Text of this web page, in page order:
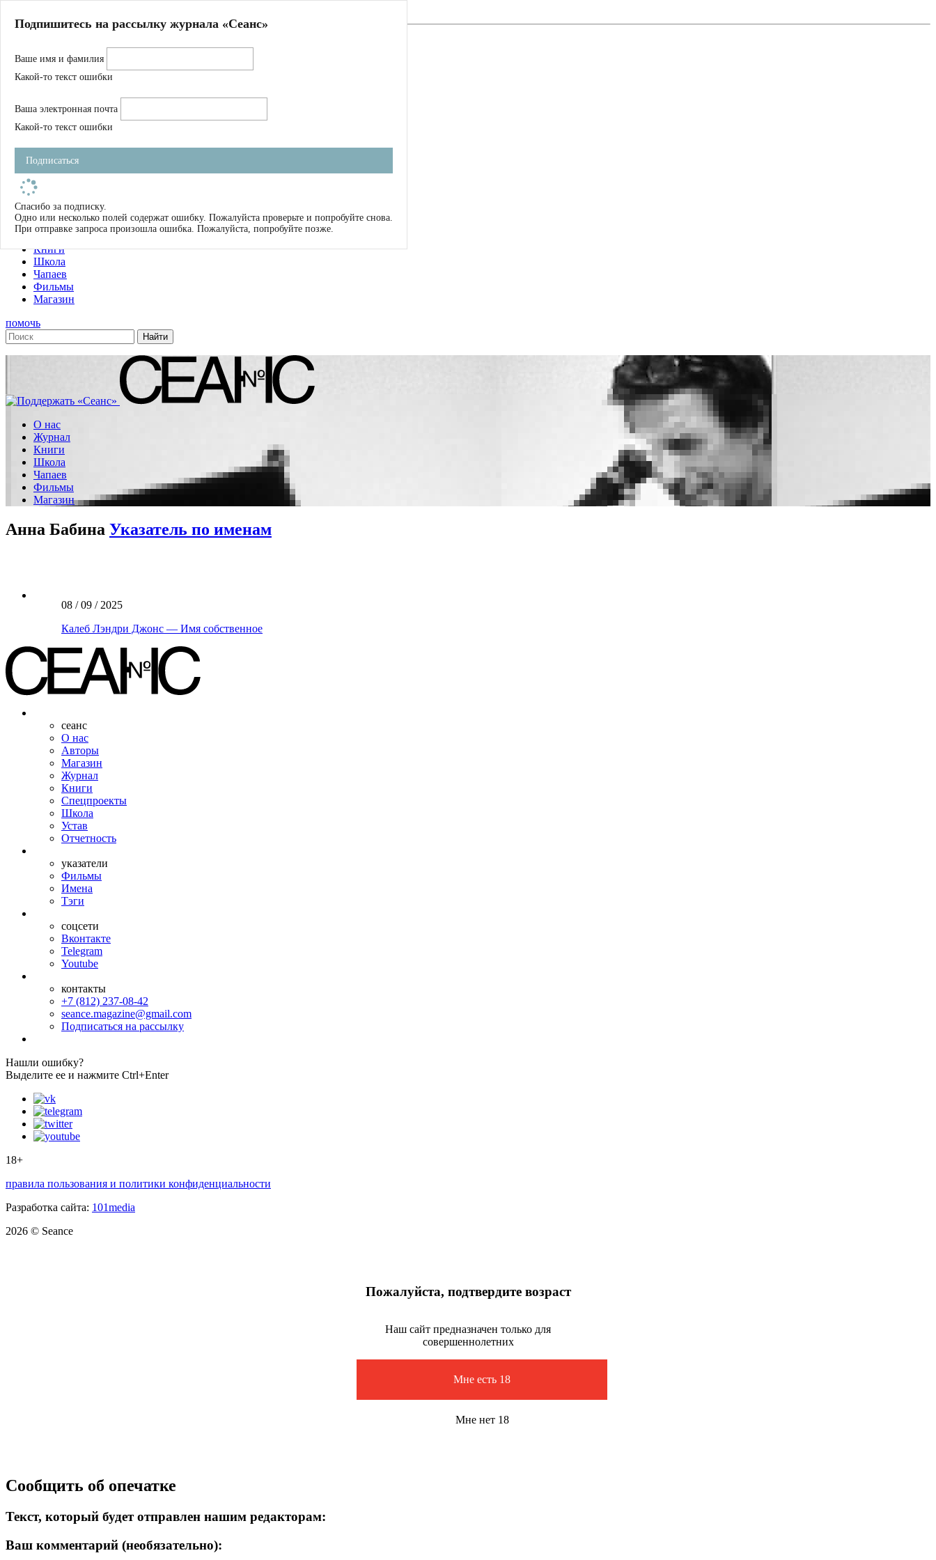
Магазин
Журнал
Школа
Устав
Фильмы
Имена
Тэги
О нас
Журнал
Книги
Школа
Чапаев
Фильмы
Магазин
помочь
О нас
Журнал
Книги
Школа
Чапаев
Фильмы
Магазин
Анна Бабина Указатель по именам
08 / 09 / 2025
Калеб Лэндри Джонс — Имя собственное
сеанс
О нас
Авторы
Магазин
Журнал
Книги
Спецпроекты
Школа
Устав
Отчетность
указатели
Фильмы
Имена
Тэги
соцсети
Вконтакте
Telegram
Youtube
контакты
+7 (812) 237-08-42
seance.magazine@gmail.com
Подписаться на рассылку
Подпишитесь на рассылку журнала «Сеанс»
Ваше имя и фамилия
Какой-то текст ошибки
Ваша электронная почта
Какой-то текст ошибки
Подписаться
Спасибо за подписку.
Одно или несколько полей содержат ошибку. Пожалуйста проверьте и попробуйте снова.
При отправке запроса произошла ошибка. Пожалуйста, попробуйте позже.
Нашли ошибку?
Выделите ее и нажмите Ctrl+Enter
18+
правила пользования и политики конфиденциальности
Разработка сайта: 101media
2026 © Seance
Пожалуйста, подтвердите возраст
Наш сайт предназначен только для
совершеннолетних
Мне есть 18
Мне нет 18
Сообщить об опечатке
Текст, который будет отправлен нашим редакторам:
Ваш комментарий (необязательно):